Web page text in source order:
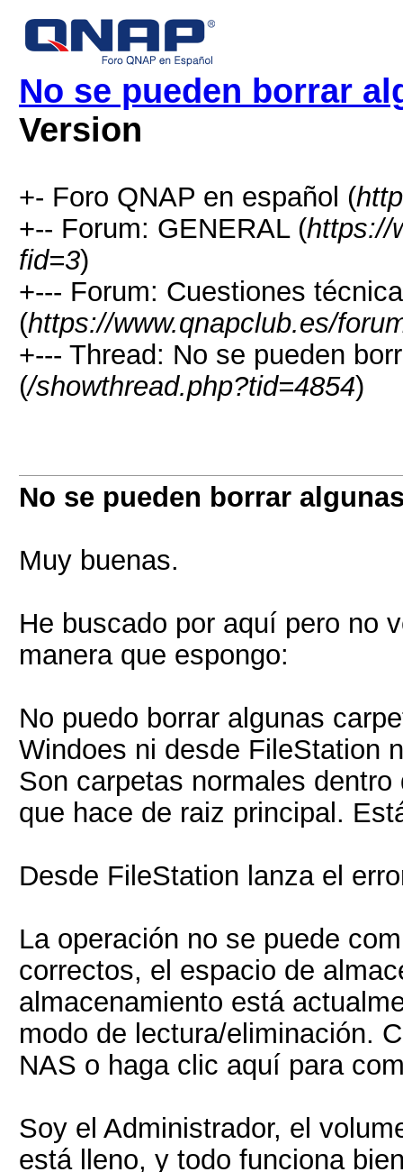
No se pueden borrar
Version
+- Foro QNAP en español (
+-- Forum: GENERAL (https://
fid=3)
+--- Forum: Cuestiones
(https://www.qnapclub.es/
+--- Thread: No se pueden
(/showthread.php?tid=4854)
No se pueden borrar
Muy buenas.
He buscado por aquí pero no
manera que espongo:
No puedo borrar algunas
Windoes ni desde FileStation
Son carpetas normales
que hace de raiz principal.
Desde FileStation lanza el
La operación no se puede
correctos, el espacio de
almacenamiento está
modo de lectura/eliminación.
NAS o haga clic aquí para
Soy el Administrador, el
está lleno, y todo funciona